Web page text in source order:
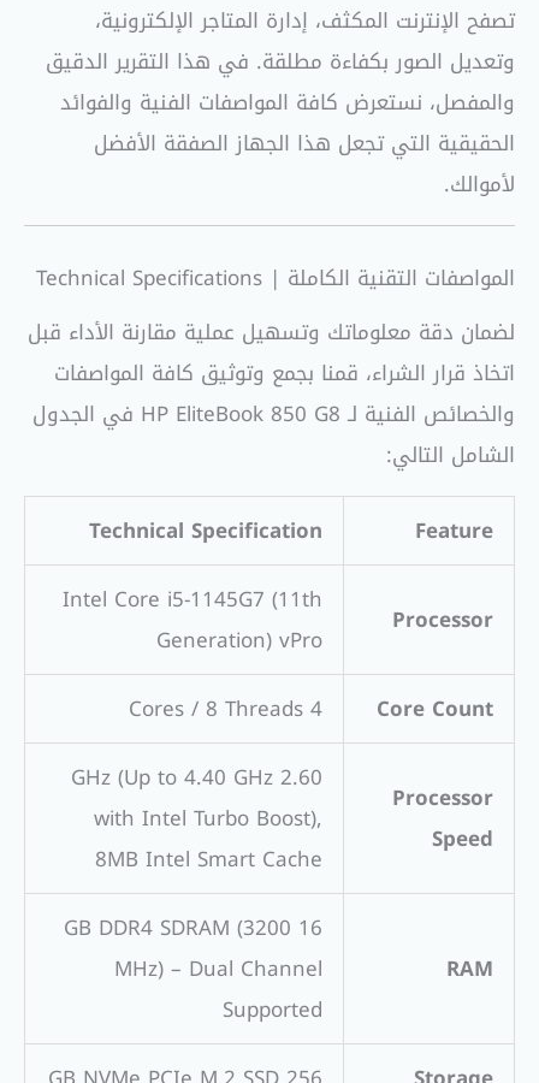
تصفح الإنترنت المكثف، إدارة المتاجر الإلكترونية،
وتعديل الصور بكفاءة مطلقة. في هذا التقرير الدقيق
والمفصل، نستعرض كافة المواصفات الفنية والفوائد
الحقيقية التي تجعل هذا الجهاز الصفقة الأفضل
لأموالك.
المواصفات التقنية الكاملة | Technical Specifications
لضمان دقة معلوماتك وتسهيل عملية مقارنة الأداء قبل
اتخاذ قرار الشراء، قمنا بجمع وتوثيق كافة المواصفات
والخصائص الفنية لـ HP EliteBook 850 G8 في الجدول
الشامل التالي:
Feature
Technical Specification
Processor
Intel Core i5-1145G7 (11th
Generation) vPro
Core Count
4 Cores / 8 Threads
Processor
Speed
2.60 GHz (Up to 4.40 GHz
with Intel Turbo Boost),
8MB Intel Smart Cache
RAM
16 GB DDR4 SDRAM (3200
MHz) – Dual Channel
Supported